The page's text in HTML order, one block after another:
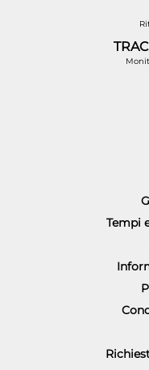
Tempi